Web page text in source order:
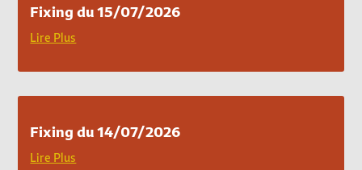
Fixing du 15/07/2026
Lire Plus
Fixing du 14/07/2026
Lire Plus